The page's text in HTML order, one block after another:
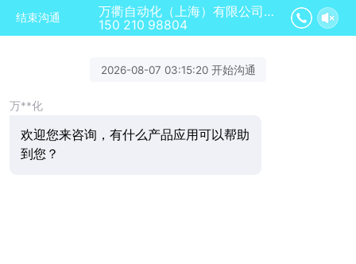
结束沟通
万衢自动化（上海）有限公司正在为您服务
150 210 98804
2026-08-07 03:15:20 开始沟通
万**化
欢迎您来咨询，有什么产品应用可以帮助
到您？